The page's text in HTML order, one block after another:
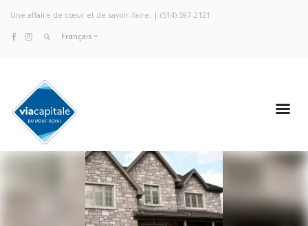
Une affaire de cœur et de savoir-faire. | (514) 597-2121
Français